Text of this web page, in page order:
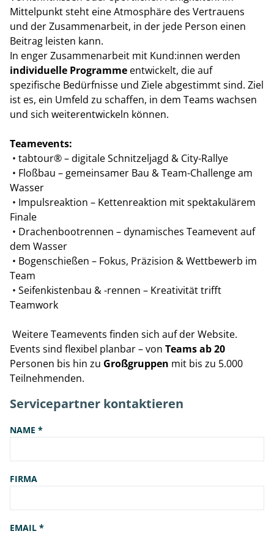
Mittelpunkt steht eine Atmosphäre des Vertrauens
und der Zusammenarbeit, in der jede Person einen
Beitrag leisten kann.
In enger Zusammenarbeit mit Kund:innen werden
individuelle Programme entwickelt, die auf
spezifische Bedürfnisse und Ziele abgestimmt sind. Ziel
ist es, ein Umfeld zu schaffen, in dem Teams wachsen
und sich weiterentwickeln können.
Teamevents:
• tabtour® – digitale Schnitzeljagd & City-Rallye
• Floßbau – gemeinsamer Bau & Team-Challenge am
Wasser
• Impulsreaktion – Kettenreaktion mit spektakulärem
Finale
• Drachenbootrennen – dynamisches Teamevent auf
dem Wasser
• Bogenschießen – Fokus, Präzision & Wettbewerb im
Team
• Seifenkistenbau & -rennen – Kreativität trifft
Teamwork
Weitere Teamevents finden sich auf der Website.
Events sind flexibel planbar – von Teams ab 20
Personen bis hin zu Großgruppen mit bis zu 5.000
Teilnehmenden.
Servicepartner kontaktieren
NAME *
FIRMA
EMAIL *